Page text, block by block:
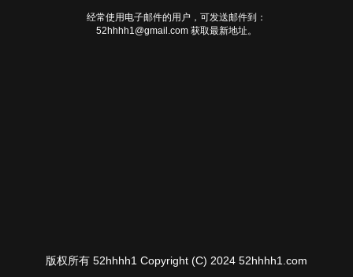
经常使用电子邮件的用户，可发送邮件到：
52hhhh1@gmail.com获取最新地址。
版权所有 52hhhh1 Copyright (C) 2024 52hhhh1.com